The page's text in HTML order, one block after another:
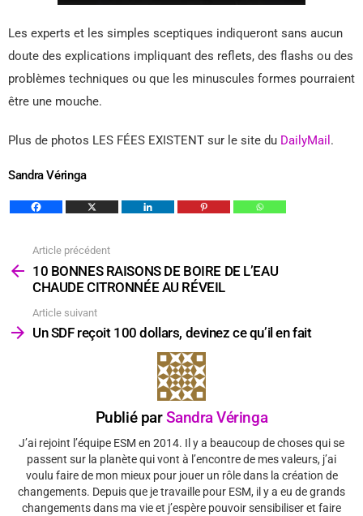
Les experts et les simples sceptiques indiqueront sans aucun
doute des explications impliquant des reflets, des flashs ou des
problèmes techniques ou que les minuscules formes pourraient
être une mouche.
Plus de photos LES FÉES EXISTENT sur le site du DailyMail .
Sandra Véringa
plus
Article précédent
10 BONNES RAISONS DE BOIRE DE L’EAU
CHAUDE CITRONNÉE AU RÉVEIL
Article suivant
Un SDF reçoit 100 dollars, devinez ce qu’il en fait
Publié parSandra Véringa
J’ai rejoint l’équipe ESM en 2014. Il y a beaucoup de choses qui se
passent sur la planète qui vont à l’encontre de mes valeurs, j’ai
voulu faire de mon mieux pour jouer un rôle dans la création de
changements. Depuis que je travaille pour ESM, il y a eu de grands
changements dans ma vie et j’espère pouvoir sensibiliser et faire